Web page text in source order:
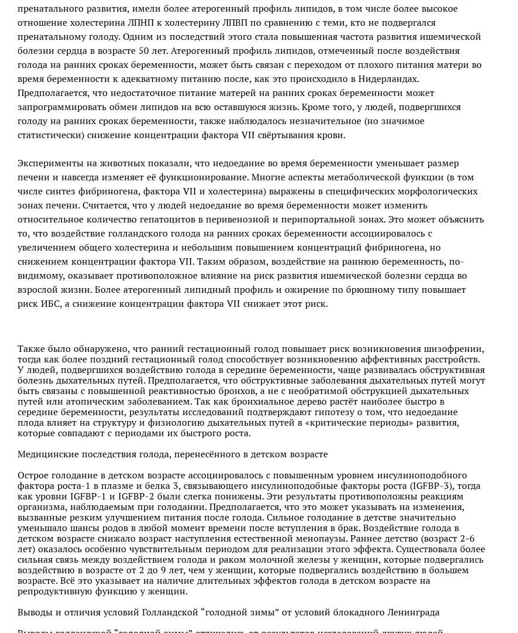
пренатального развития, имели более атерогенный профиль липидов, в том числе более высокое
отношение холестерина ЛПНП к холестерину ЛПВП по сравнению с теми, кто не подвергался
пренатальному голоду. Одним из последствий этого стала повышенная частота развития ишемической
болезни сердца в возрасте 50 лет. Атерогенный профиль липидов, отмеченный после воздействия
голода на ранних сроках беременности, может быть связан с переходом от плохого питания матери во
время беременности к адекватному питанию после, как это происходило в Нидерландах.
Предполагается, что недостаточное питание матерей на ранних сроках беременности может
запрограммировать обмен липидов на всю оставшуюся жизнь. Кроме того, у людей, подвергшихся
голоду на ранних сроках беременности, также наблюдалось незначительное (но значимое
статистически) снижение концентрации фактора VII свёртывания крови.
Эксперименты на животных показали, что недоедание во время беременности уменьшает размер
печени и навсегда изменяет её функционирование. Многие аспекты метаболической функции (в том
числе синтез фибриногена, фактора VII и холестерина) выражены в специфических морфологических
зонах печени. Считается, что у людей недоедание во время беременности может изменить
относительное количество гепатоцитов в перивенозной и перипортальной зонах. Это может объяснить
то, что воздействие голландского голода на ранних сроках беременности ассоциировалось с
увеличением общего холестерина и небольшим повышением концентраций фибриногена, но
снижением концентрации фактора VII. Таким образом, воздействие на раннюю беременность, по-
видимому, оказывает противоположное влияние на риск развития ишемической болезни сердца во
взрослой жизни. Более атерогенный липидный профиль и ожирение по брюшному типу повышает
риск ИБС, а снижение концентрации фактора VII снижает этот риск.
Также было обнаружено, что ранний гестационный голод повышает риск возникновения шизофрении,
тогда как более поздний гестационный голод способствует возникновению аффективных расстройств.
У людей, подвергшихся воздействию голода в середине беременности, чаще развивалась обструктивная
болезнь дыхательных путей. Предполагается, что обструктивные заболевания дыхательных путей могут
быть связаны с повышенной реактивностью бронхов, а не с необратимой обструкцией дыхательных
путей или атопическим заболеванием. Так как бронхиальное дерево растёт наиболее быстро в
середине беременности, результаты исследований подтверждают гипотезу о том, что недоедание
плода влияет на структуру и физиологию дыхательных путей в «критические периоды» развития,
которые совпадают с периодами их быстрого роста.
Медицинские последствия голода, перенесённого в детском возрасте
Острое голодание в детском возрасте ассоциировалось с повышенным уровнем инсулиноподобного
фактора роста-1 в плазме и белка 3, связывающего инсулиноподобные факторы роста (IGFBP-3), тогда
как уровни IGFBP-1 и IGFBP-2 были слегка понижены. Эти результаты противоположны реакциям
организма, наблюдаемым при голодании. Предполагается, что это может указывать на изменения,
вызванные резким улучшением питания после голода. Сильное голодание в детстве значительно
уменьшало шансы родов в любой момент времени после вступления в брак. Воздействие голода в
детском возрасте снижало возраст наступления естественной менопаузы. Раннее детство (возраст 2‒6
лет) оказалось особенно чувствительным периодом для реализации этого эффекта. Существовала более
сильная связь между воздействием голода и раком молочной железы у женщин, которые подвергались
воздействию в возрасте от 2 до 9 лет, чем у женщин, которые подвергались воздействию в большем
возрасте. Всё это указывает на наличие длительных эффектов голода в детском возрасте на
репродуктивную функцию у женщин.
Выводы и отличия условий Голландской “голодной зимы” от условий блокадного Ленинграда